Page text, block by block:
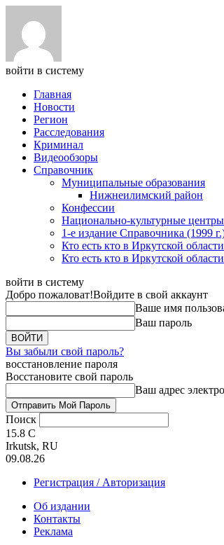
войти в систему
Главная
Новости
Регион
Расследования
Криминал
Видеообзоры
Справочник
Муниципальные образования
Нижнеилимский район
Конфессии
Национально-культурные центры
1-е издание Справочника (1999
Кто есть кто в Иркутской
Кто есть кто в Иркутской
войти в систему
Добро пожаловат!Войдите в свой аккаунт
Ваше имя
Ваш пароль
Вы забыли свой пароль?
восстановление пароля
Восстановите свой пароль
Ваш адрес
Поиск
15.8 C
Irkutsk, RU
09.08.26
Регистрация / Авторизация
Об издании
Контакты
Реклама